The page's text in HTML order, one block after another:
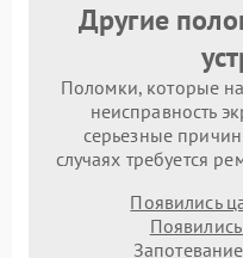
Другие
Поломки, которые
неисправность
серьезные
случаях требуется
Появились